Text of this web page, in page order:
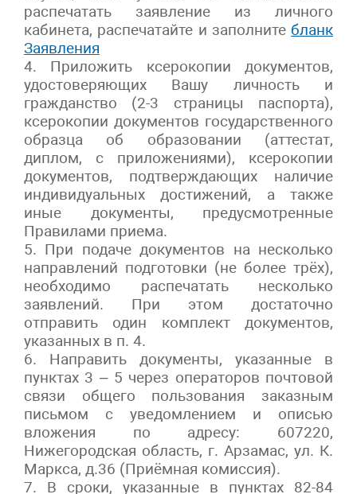
распечатать заявление из личного
кабинета, распечатайте и заполните бланк
Заявления
4. Приложить ксерокопии документов,
удостоверяющих Вашу личность и
гражданство (2-3 страницы паспорта),
ксерокопии документов государственного
образца об образовании (аттестат,
диплом, с приложениями), ксерокопии
документов, подтверждающих наличие
индивидуальных достижений, а также
иные документы, предусмотренные
Правилами приема.
5. При подаче документов на несколько
направлений подготовки (не более трёх),
необходимо распечатать несколько
заявлений. При этом достаточно
отправить один комплект документов,
указанных в п. 4.
6. Направить документы, указанные в
пунктах 3 – 5 через операторов почтовой
связи общего пользования заказным
письмом с уведомлением и описью
вложения по адресу: 607220,
Нижегородская область, г. Арзамас, ул. К.
Маркса, д.36 (Приёмная комиссия).
7. В сроки, указанные в пунктах 82-84